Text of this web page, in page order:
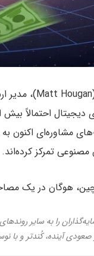
دیجیتال احتمالاً
مشاوره‌ای اکنون به
تمرکز کرده‌اند.
هوگان در یک
صعودی آینده، کُندتر و